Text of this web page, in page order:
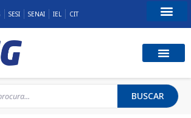
SESI SENAI IEL CIT
BUSCAR